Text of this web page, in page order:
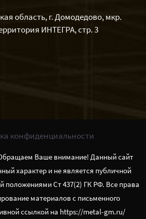
область, г. Домодедово, мкр.
ИНТЕГРА, стр. 3
конфиденциальности
Ваше внимание! Данный сайт
характер и не является публичной
положениями Ст 437(2) ГК РФ. Все права
материалов с письменного
ссылкой на https://metal-gm.ru/